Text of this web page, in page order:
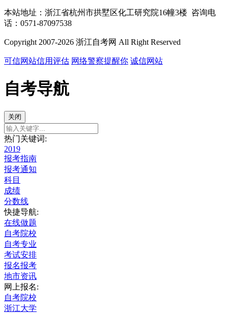
本站地址：浙江省杭州市拱墅区化工研究院16幢3楼 咨询电
话：0571-87097538
Copyright 2007-2026 浙江自考网 All Right Reserved
可信网站信用评估 网络警察提醒你 诚信网站
自考导航
关闭
热门关键词:
2019
报考指南
报考通知
科目
成绩
分数线
快捷导航:
在线做题
自考院校
自考专业
考试安排
报名报考
地市资讯
网上报名:
自考院校
浙江大学